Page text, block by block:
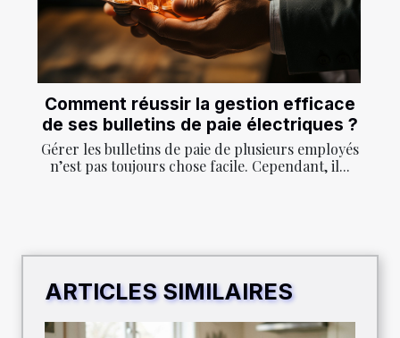
Comment réussir la gestion efficace
de ses bulletins de paie électriques ?
Gérer les bulletins de paie de plusieurs employés
n’est pas toujours chose facile. Cependant, il...
ARTICLES SIMILAIRES